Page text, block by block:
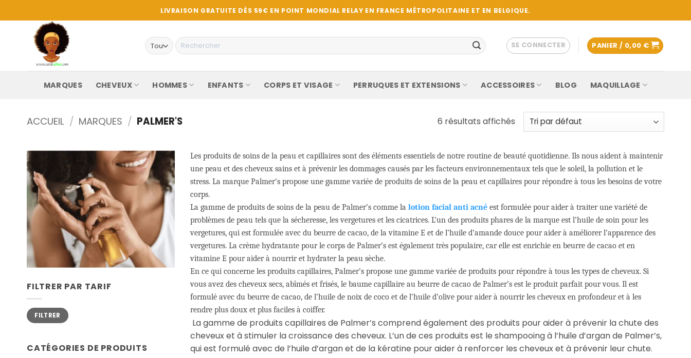
au
LIVRAISON GRATUITE DÈS 59€ EN POINT MONDIAL RELAY EN FRANCE MÉTROPOLITAINE ET EN BELGIQUE.
Recherche
pour :
SE CONNECTER PANIER / 0,00 €
MARQUES CHEVEUX HOMMES ENFANTS CORPS ET VISAGE PERRUQUES ET EXTENSIONS ACCESSOIRES BLOG MAQUILLAGE
ACCUEIL / MARQUES / PALMER'S 6 résultats affichés
FILTRER PAR TARIF
Prix
min
Prix
maxFILTRER
CATÉGORIES DE PRODUITS
Les produits de soins de la peau et capillaires sont des éléments essentiels de notre routine de beauté quotidienne. Ils nous aident à maintenir
une peau et des cheveux sains et à prévenir les dommages causés par les facteurs environnementaux tels que le soleil, la pollution et le
stress. La marque Palmer’s propose une gamme variée de produits de soins de la peau et capillaires pour répondre à tous les besoins de votre
corps.
La gamme de produits de soins de la peau de Palmer’s comme la lotion facial anti acnéest formulée pour aider à traiter une variété de
problèmes de peau tels que la sécheresse, les vergetures et les cicatrices. L’un des produits phares de la marque est l’huile de soin pour les
vergetures, qui est formulée avec du beurre de cacao, de la vitamine E et de l’huile d’amande douce pour aider à améliorer l’apparence des
vergetures. La crème hydratante pour le corps de Palmer’s est également très populaire, car elle est enrichie en beurre de cacao et en
vitamine E pour aider à nourrir et hydrater la peau sèche.
En ce qui concerne les produits capillaires, Palmer’s propose une gamme variée de produits pour répondre à tous les types de cheveux. Si
vous avez des cheveux secs, abîmés et frisés, le baume capillaire au beurre de cacao de Palmer’s est le produit parfait pour vous. Il est
formulé avec du beurre de cacao, de l’huile de noix de coco et de l’huile d’olive pour aider à nourrir les cheveux en profondeur et à les
rendre plus doux et plus faciles à coiffer.
La gamme de produits capillaires de Palmer’s comprend également des produits pour aider à prévenir la chute des
cheveux et à stimuler la croissance des cheveux. L’un de ces produits est le shampooing à l’huile d’argan de Palmer’s,
qui est formulé avec de l’huile d’argan et de la kératine pour aider à renforcer les cheveux et à prévenir leur chute.